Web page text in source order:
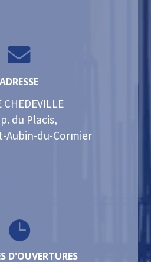

ADRESSE
CHEDEVILLE
du Placis,
Aubin-du-Cormier

D'OUVERTURES